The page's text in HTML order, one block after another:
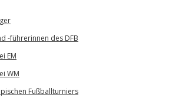
-führerinnen des DFB
EM
WM
Fußballturniers